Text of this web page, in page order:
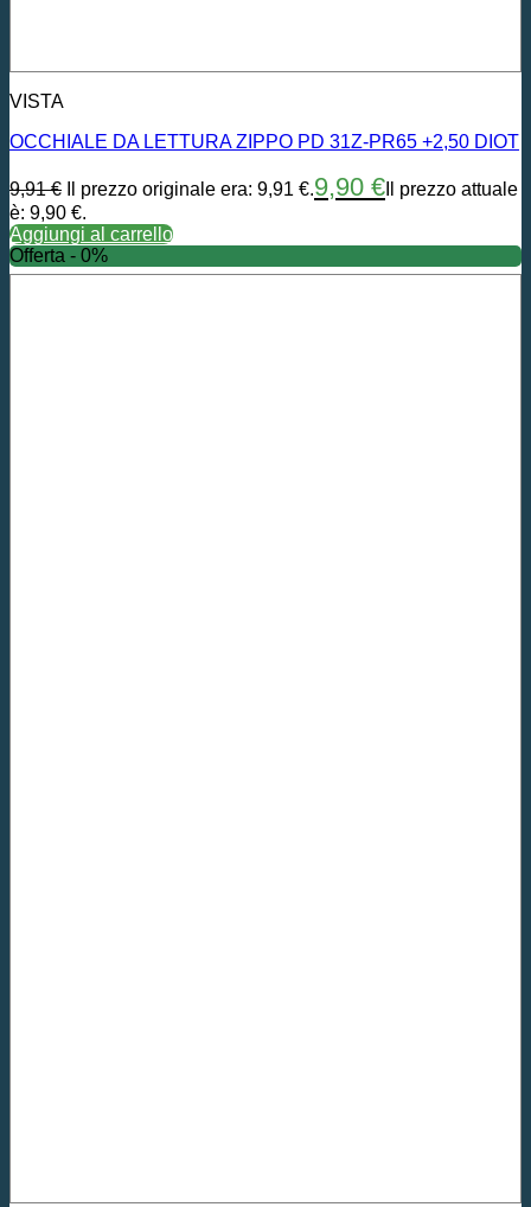
VISTA
OCCHIALE DA LETTURA ZIPPO PD 31Z-PR65 +2,50 DIOT
9,91€ Il prezzo originale era: 9,91 €.9,90 € Il prezzo attuale
è: 9,90 €.
Aggiungi al carrello
Offerta - 0%